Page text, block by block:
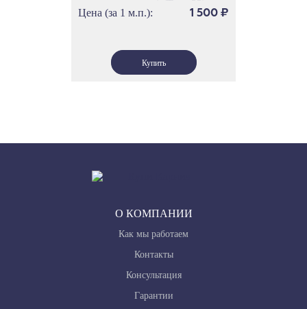
скольжения) (Трек 32)
Цена (за 1 м.п.):
1 500 ₽
О КОМПАНИИ
Как мы работаем
Контакты
Консультация
Гарантии